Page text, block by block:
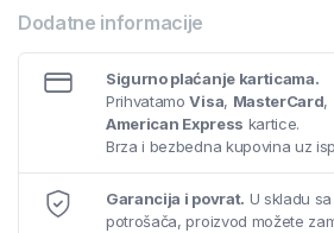
• Sastav: 100% pamuk
• Gramatura: 130 g/m²
Dodatne informacije
Sigurno plaćanje karticama.
PrihvatamoVisa, MasterCard,
American Express kartice.
Brza i bezbedna kupovina uz
Garancija i povrat. U skladu
potrošača, proizvod možete